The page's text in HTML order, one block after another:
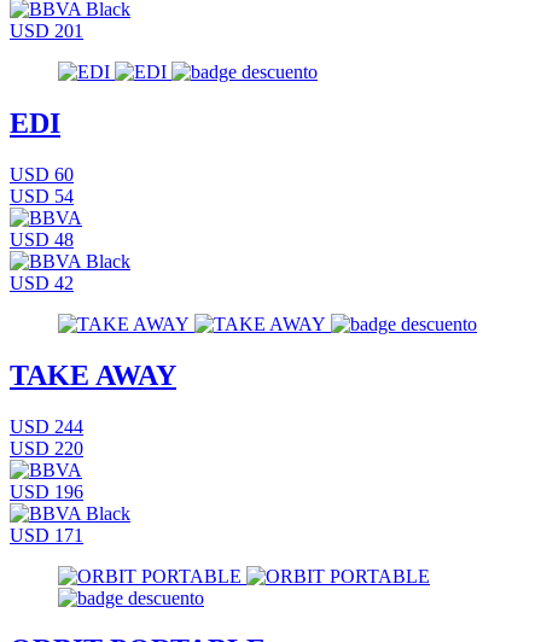
USD 201
EDI
USD 60
USD 54
USD 48
USD 42
TAKE AWAY
USD 244
USD 220
USD 196
USD 171